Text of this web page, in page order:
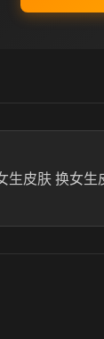
生皮肤 换女生